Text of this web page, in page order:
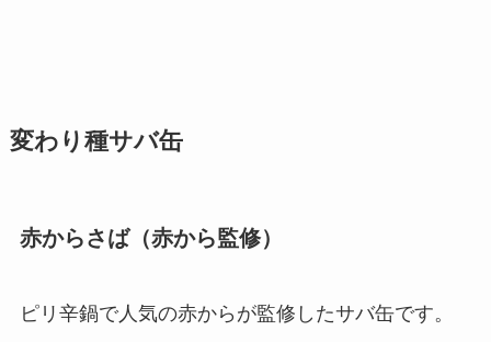
変わり種サバ缶
赤からさば（赤から監修）
ピリ辛鍋で人気の赤からが監修したサバ缶です。